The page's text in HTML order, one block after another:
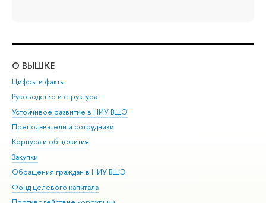
О ВЫШКЕ
Цифры и факты
Руководство и структура
Устойчивое развитие в НИУ ВШЭ
Преподаватели и сотрудники
Корпуса и общежития
Закупки
Обращения граждан в НИУ ВШЭ
Фонд целевого капитала